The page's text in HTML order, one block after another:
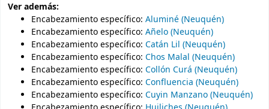
Ver además:
Encabezamiento específico: Aluminé (Neuquén)
Encabezamiento específico: Añelo (Neuquén)
Encabezamiento específico: Catán Lil (Neuquén)
Encabezamiento específico: Chos Malal (Neuquén)
Encabezamiento específico: Collón Curá (Neuquén)
Encabezamiento específico: Confluencia (Neuquén)
Encabezamiento específico: Cuyin Manzano (Neuquén)